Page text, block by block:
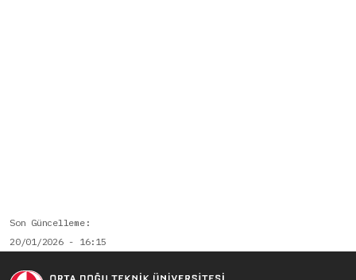
Son Güncelleme
20/01/2026 - 16:15